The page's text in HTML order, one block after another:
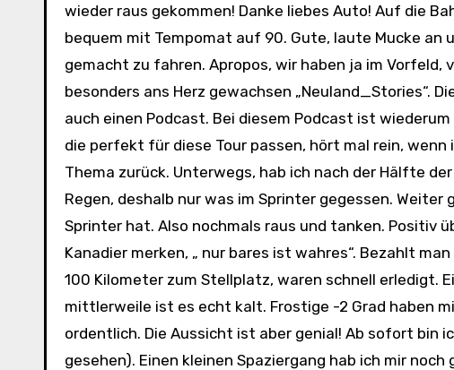
wieder raus gekommen! Danke liebes Auto! Auf die
bequem mit Tempomat auf 90. Gute, laute Mucke an
gemacht zu fahren. Apropos, wir haben ja im Vorfeld,
besonders ans Herz gewachsen „Neuland_Stories“.
auch einen Podcast. Bei diesem Podcast ist
die perfekt für diese Tour passen, hört mal rein,
Thema zurück. Unterwegs, hab ich nach der Hälfte
Regen, deshalb nur was im Sprinter gegessen.
Sprinter hat. Also nochmals raus und tanken. Positiv
Kanadier merken, „ nur bares ist wahres“. Bezahlt
100 Kilometer zum Stellplatz, waren schnell erledigt.
mittlerweile ist es echt kalt. Frostige -2 Grad haben
ordentlich. Die Aussicht ist aber genial! Ab sofort bin
gesehen). Einen kleinen Spaziergang hab ich mir